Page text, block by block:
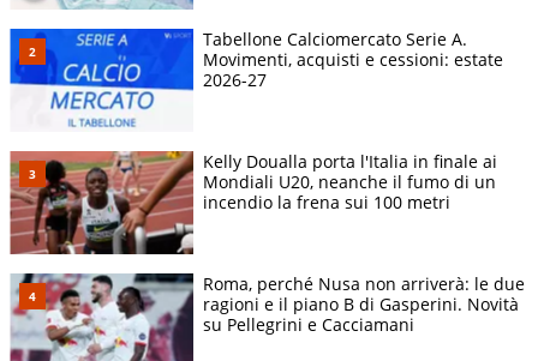
Tabellone Calciomercato Serie A.
Movimenti, acquisti e cessioni: estate
2026-27
Kelly Doualla porta l'Italia in finale ai
Mondiali U20, neanche il fumo di un
incendio la frena sui 100 metri
Roma, perché Nusa non arriverà: le due
ragioni e il piano B di Gasperini. Novità
su Pellegrini e Cacciamani